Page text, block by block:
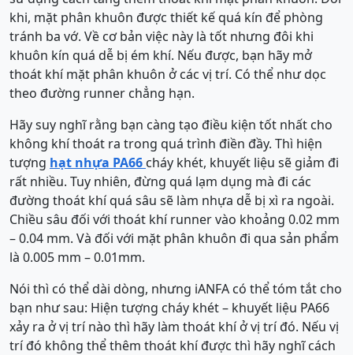
khi, mặt phân khuôn được thiết kế quá kín để phòng
tránh ba vớ. Về cơ bản việc này là tốt nhưng đôi khi
khuôn kín quá dễ bị ém khí. Nếu được, bạn hãy mở
thoát khí mặt phân khuôn ở các vị trí. Có thể như dọc
theo đường runner chẳng hạn.
Hãy suy nghĩ rằng bạn càng tạo điều kiện tốt nhất cho
không khí thoát ra trong quá trình điền đầy. Thì hiện
tượng hạt nhựa PA66 cháy khét, khuyết liệu sẽ giảm đi
rất nhiều. Tuy nhiên, đừng quá lạm dụng mà đi các
đường thoát khí quá sâu sẽ làm nhựa dễ bị xì ra ngoài.
Chiều sâu đối với thoát khí runner vào khoảng 0.02 mm
– 0.04 mm. Và đối với mặt phân khuôn đi qua sản phẩm
là 0.005 mm – 0.01mm.
Nói thì có thể dài dòng, nhưng iANFA có thể tóm tắt cho
bạn như sau: Hiện tượng cháy khét – khuyết liệu PA66
xảy ra ở vị trí nào thì hãy làm thoát khí ở vị trí đó. Nếu vị
trí đó không thể thêm thoát khí được thì hãy nghĩ cách